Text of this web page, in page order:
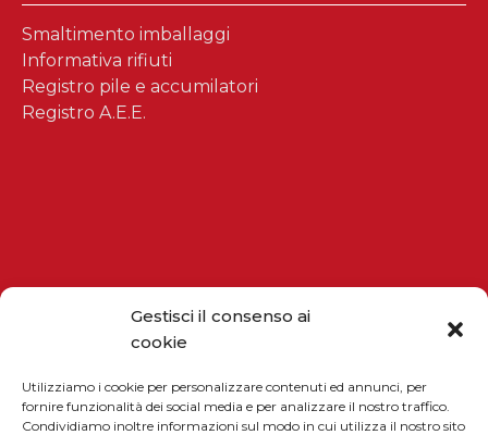
Gestisci il consenso ai
cookie
Utilizziamo i cookie per personalizzare contenuti ed annunci, per
fornire funzionalità dei social media e per analizzare il nostro traffico.
Condividiamo inoltre informazioni sul modo in cui utilizza il nostro sito
Smaltimento imballaggi
Informativa rifiuti
Registro pile e accumilatori
Registro A.E.E.